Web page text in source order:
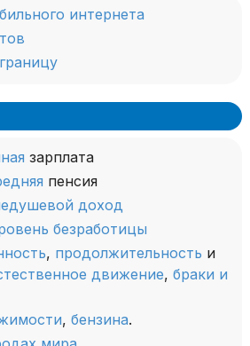
интернета
зарплата
пенсия
доход
безработицы
, продолжительность и
движение, браки и
, бензина.